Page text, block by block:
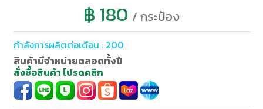
฿ 180 / กระป๋อง
กำลังการผลิตต่อเดือน : 200
สินค้ามีจำหน่ายตลอดทั้งปี
สั่งซื้อสินค้า โปรดคลิก